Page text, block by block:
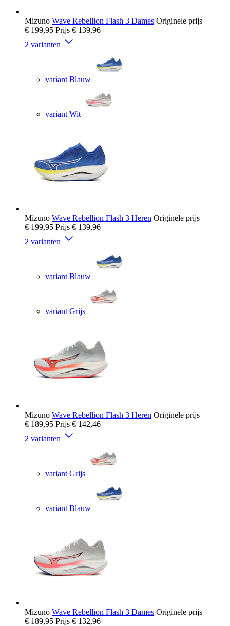
Mizuno Wave Rebellion Flash 3 Dames Originele prijs
€ 199,95 Prijs € 139,96
2 varianten
variant Blauw
variant Wit
Mizuno Wave Rebellion Flash 3 Heren Originele prijs
€ 199,95 Prijs € 139,96
2 varianten
variant Blauw
variant Grijs
Mizuno Wave Rebellion Flash 3 Heren Originele prijs
€ 189,95 Prijs € 142,46
2 varianten
variant Grijs
variant Blauw
Mizuno Wave Rebellion Flash 3 Dames Originele prijs
€ 189,95 Prijs € 132,96